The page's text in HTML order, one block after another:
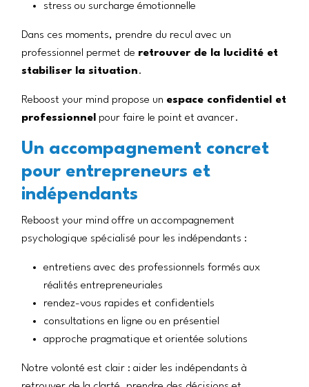
stress ou surcharge émotionnelle
Dans ces moments, prendre du recul avec un
professionnel permet de retrouver de la lucidité et
stabiliser la situation.
Reboost your mind propose un espace confidentiel et
professionnel pour faire le point et avancer.
Un accompagnement concret
pour entrepreneurs et
indépendants
Reboost your mind offre un accompagnement
psychologique spécialisé pour les indépendants :
entretiens avec des professionnels formés aux
réalités entrepreneuriales
rendez-vous rapides et confidentiels
consultations en ligne ou en présentiel
approche pragmatique et orientée solutions
Notre volonté est clair : aider les indépendants à